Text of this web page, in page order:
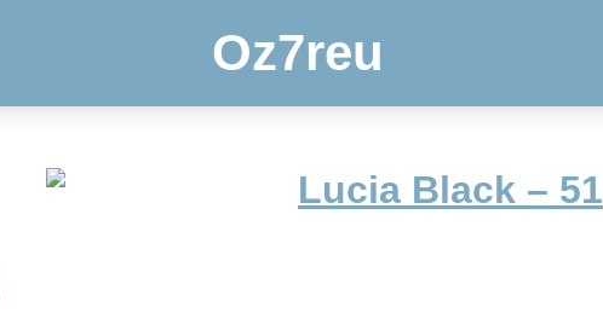
Oz7reu
Lucia Black – 51